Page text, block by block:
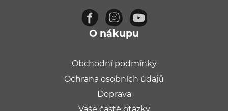
O nákupu
Obchodní podmínky
Ochrana osobních údajů
Doprava
Vaše časté otázky